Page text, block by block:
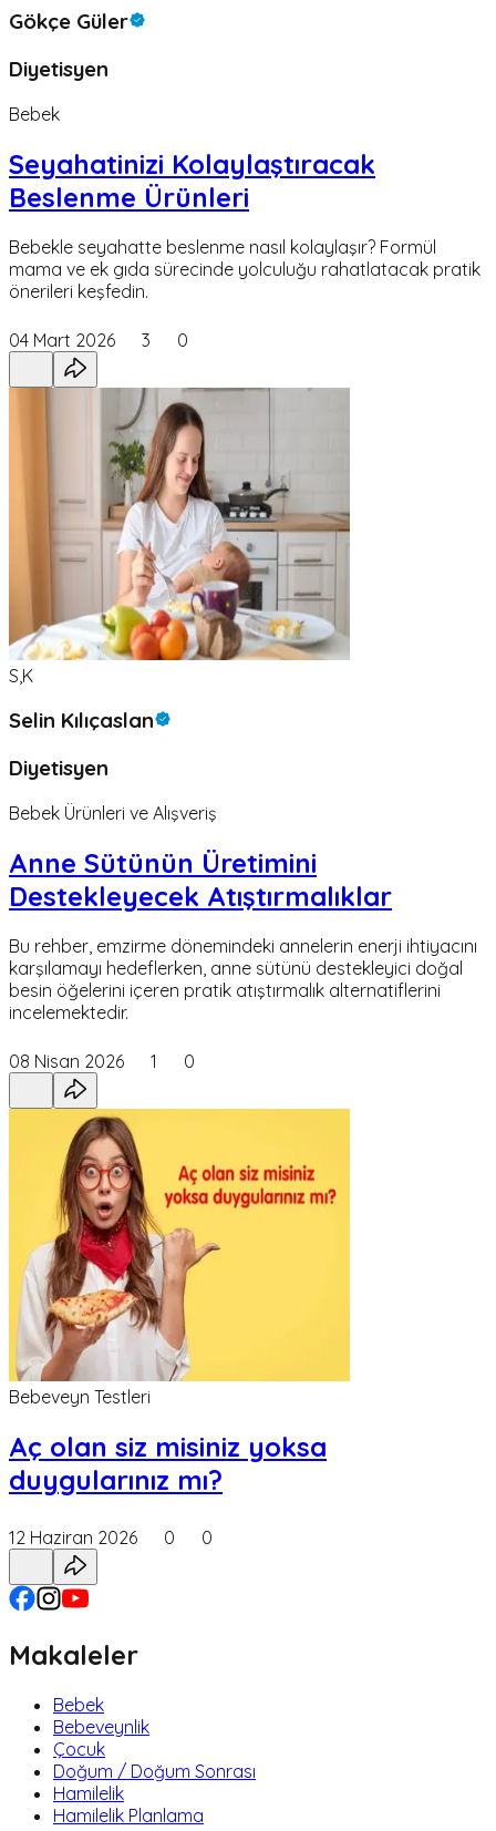
Gökçe Güler
Diyetisyen
Bebek
Seyahatinizi Kolaylaştıracak
Beslenme Ürünleri
Bebekle seyahatte beslenme nasıl kolaylaşır? Formül
mama ve ek gıda sürecinde yolculuğu rahatlatacak pratik
önerileri keşfedin.
04 Mart 2026 3 0
S,K
Selin Kılıçaslan
Diyetisyen
Bebek Ürünleri ve Alışveriş
Anne Sütünün Üretimini
Destekleyecek Atıştırmalıklar
Bu rehber, emzirme dönemindeki annelerin enerji ihtiyacını
karşılamayı hedeflerken, anne sütünü destekleyici doğal
besin öğelerini içeren pratik atıştırmalık alternatiflerini
incelemektedir.
08 Nisan 2026 1 0
Bebeveyn Testleri
Aç olan siz misiniz yoksa
duygularınız mı?
12 Haziran 2026 0 0
Makaleler
Bebek
Bebeveynlik
Çocuk
Doğum / Doğum Sonrası
Hamilelik
Hamilelik Planlama